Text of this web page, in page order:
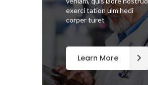
exerci tation ulm hedi
corper turet
Learn More